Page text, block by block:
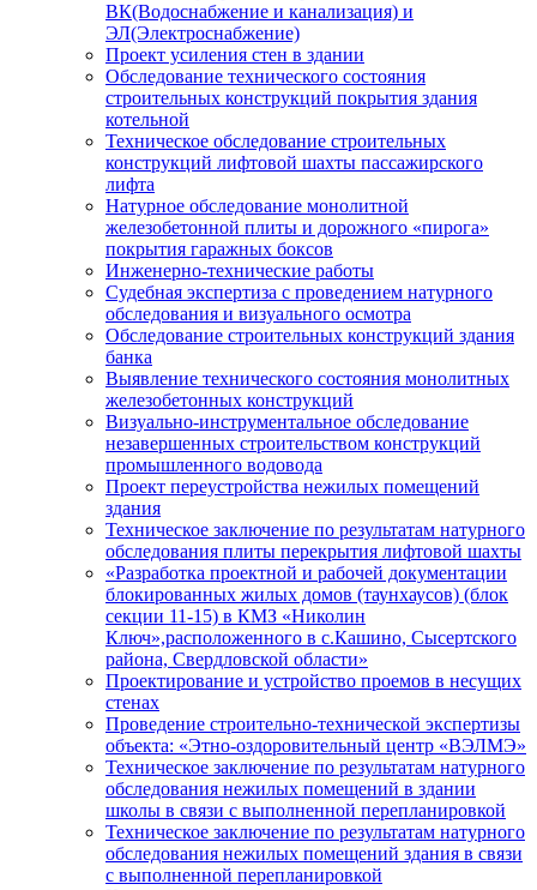
ВК(Водоснабжение и канализация) и
ЭЛ(Электроснабжение)
Проект усиления стен в здании
Обследование технического состояния
строительных конструкций покрытия здания
котельной
Техническое обследование строительных
конструкций лифтовой шахты пассажирского
лифта
Натурное обследование монолитной
железобетонной плиты и дорожного «пирога»
покрытия гаражных боксов
Инженерно-технические работы
Судебная экспертиза с проведением натурного
обследования и визуального осмотра
Обследование строительных конструкций здания
банка
Выявление технического состояния монолитных
железобетонных конструкций
Визуально-инструментальное обследование
незавершенных строительством конструкций
промышленного водовода
Проект переустройства нежилых помещений
здания
Техническое заключение по результатам натурного
обследования плиты перекрытия лифтовой шахты
«Разработка проектной и рабочей документации
блокированных жилых домов (таунхаусов) (блок
секции 11-15) в КМЗ «Николин
Ключ»,расположенного в с.Кашино, Сысертского
района, Свердловской области»
Проектирование и устройство проемов в несущих
стенах
Проведение строительно-технической экспертизы
объекта: «Этно-оздоровительный центр «ВЭЛМЭ»
Техническое заключение по результатам натурного
обследования нежилых помещений в здании
школы в связи с выполненной перепланировкой
Техническое заключение по результатам натурного
обследования нежилых помещений здания в связи
с выполненной перепланировкой